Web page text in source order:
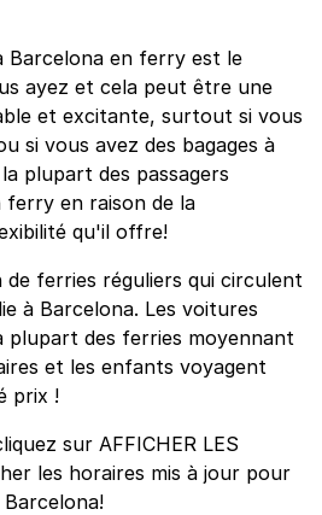
Barcelona en ferry est le
ayez et cela peut être une
et excitante, surtout si vous
si vous avez des bagages à
plupart des passagers
en raison de la
qu'il offre!
de ferries réguliers qui circulent
à Barcelona. Les voitures
plupart des ferries moyennant
et les enfants voyagent
prix !
sur AFFICHER LES
les horaires mis à jour pour